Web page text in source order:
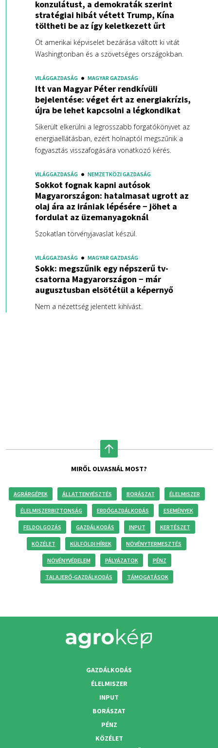
konzulátust, a demokraták szerint
stratégiai hibát vétett Trump, Kína
töltheti be az így keletkezett űrt
Öt amerikai képviselet bezárása váltott ki vitát
Washingtonban és a szövetséges országokban.
VILÁGGAZDASÁG MAGYAR GAZDASÁG
Itt van Magyar Péter rendkívüli
bejelentése: véget ért az energiakrízis,
újra be lehet kapcsolni a légkondikat
Sikerült elkerülni a legrosszabb forgatókönyvet az
energiaellátásban, ezért holnaptól megszűnik a
fogyasztás visszafogására vonatkozó kérés.
VILÁGGAZDASÁG NEMZETKÖZI GAZDASÁG
Sokkot fognak kapni autósok
Magyarországon: hatalmasat ugrott az
olaj ára az irániak lépésére − jöhet a
fordulat az üzemanyagoknál
Szokatlan törvényjavaslat készül.
VILÁGGAZDASÁG MAGYAR GAZDASÁG
Sokk: megszűnik egy népszerű tv-
csatorna Magyarországon − már
augusztusban elsötétül a képernyő
Nem a nézettség jelentett kihívást.
MIRŐL OLVASNÁL MOST?
AGRÁRGÉPEK ÁLLATTENYÉSZTÉS BORÁSZAT ÉLELMISZER
ÉLELMISZERBIZTONSÁG ERDŐGAZDÁLKODÁS ESEMÉNYEK
FELDOLGOZÁS GAZDÁLKODÁS INPUT KERTÉSZET
KÖZÉLET KÜLFÖLDI HÍREK NÖVÉNYTERMESZTÉS
NÖVÉNYVÉDELEM PÁLYÁZATOK PÉNZ
TALAJERŐ-GAZDÁLKODÁS TÁMOGATÁSOK
GAZDÁLKODÁS
ÉLELMISZER
INPUT
BORÁSZAT
PÉNZ
KÖZÉLET